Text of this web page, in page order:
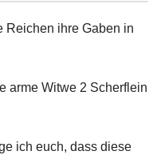
Reichen ihre Gaben in
arme Witwe 2 Scherflein
ich euch, dass diese